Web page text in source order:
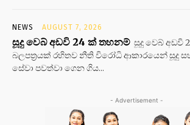
NEWS AUGUST 7, 2026
සූදු වෙබ් අඩවි 24 ක් තහනම් සූදු වෙබ් අඩවි
බලපත්‍රයක් රහිතව නීති විරෝධි ආකාරයෙන් සූදු
සේවා පවත්වා ගෙන ගිය...
- Advertisement -